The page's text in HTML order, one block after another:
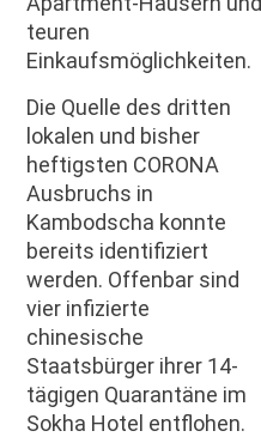
teuren
Einkaufsmöglichkeiten.
Die Quelle des dritten
lokalen und bisher
heftigsten CORONA
Ausbruchs in
Kambodscha konnte
bereits identifiziert
werden. Offenbar sind
vier infizierte
chinesische
Staatsbürger ihrer 14-
tägigen Quarantäne im
Sokha Hotel entflohen.